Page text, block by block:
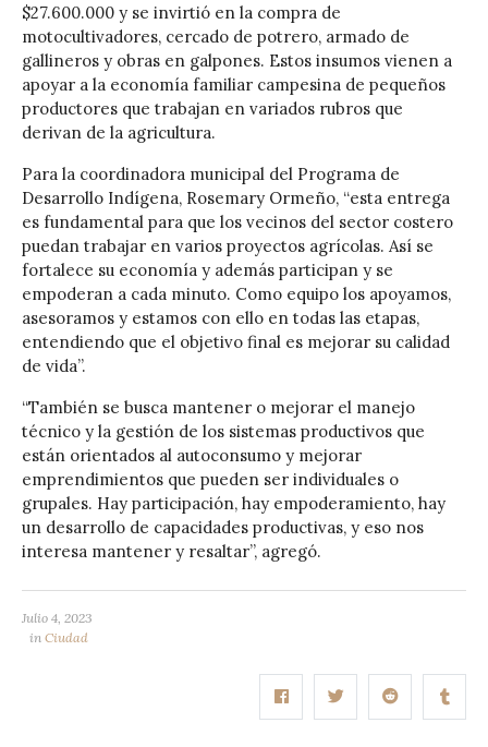
$27.600.000 y se invirtió en la compra de
motocultivadores, cercado de potrero, armado de
gallineros y obras en galpones. Estos insumos vienen a
apoyar a la economía familiar campesina de pequeños
productores que trabajan en variados rubros que
derivan de la agricultura.
Para la coordinadora municipal del Programa de
Desarrollo Indígena, Rosemary Ormeño, “esta entrega
es fundamental para que los vecinos del sector costero
puedan trabajar en varios proyectos agrícolas. Así se
fortalece su economía y además participan y se
empoderan a cada minuto. Como equipo los apoyamos,
asesoramos y estamos con ello en todas las etapas,
entendiendo que el objetivo final es mejorar su calidad
de vida”.
“También se busca mantener o mejorar el manejo
técnico y la gestión de los sistemas productivos que
están orientados al autoconsumo y mejorar
emprendimientos que pueden ser individuales o
grupales. Hay participación, hay empoderamiento, hay
un desarrollo de capacidades productivas, y eso nos
interesa mantener y resaltar”, agregó.
Julio 4, 2023
in Ciudad